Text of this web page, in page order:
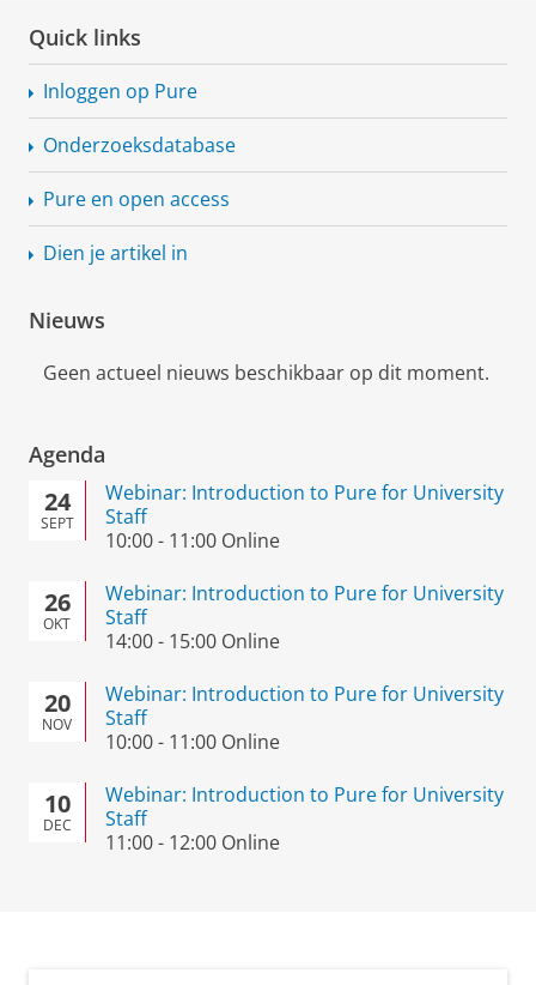
Quick links
Inloggen op Pure
Onderzoeksdatabase
Pure en open access
Dien je artikel in
Nieuws
Geen actueel nieuws beschikbaar op dit moment.
Agenda
24
SEPT
Webinar: Introduction to Pure for University
Staff
10:00- 11:00 Online
26
OKT
Webinar: Introduction to Pure for University
Staff
14:00- 15:00 Online
20
NOV
Webinar: Introduction to Pure for University
Staff
10:00- 11:00 Online
10
DEC
Webinar: Introduction to Pure for University
Staff
11:00- 12:00 Online